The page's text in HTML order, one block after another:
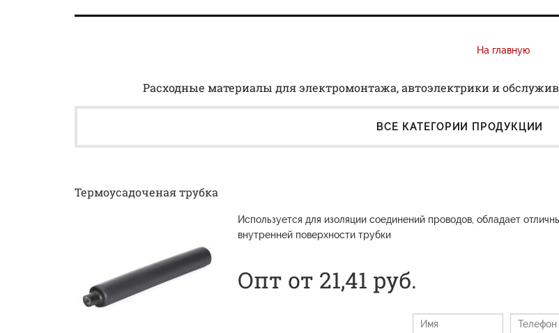
На главную
Расходные материалы для электромонтажа, автоэлектрики и
ВСЕ КАТЕГОРИИ ПРОДУКЦИИ
Термоусадоченая трубка
Используется для изоляции соединений проводов, обладает
внутренней поверхности трубки
Опт от 21,41 руб.